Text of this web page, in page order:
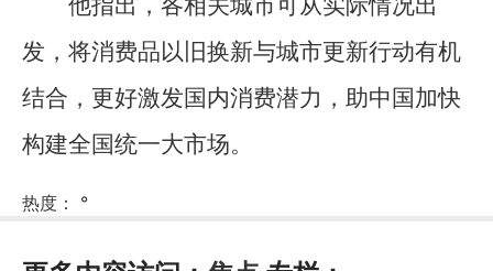
他指出，各相关城市可从实际情况出
发，将消费品以旧换新与城市更新行动有机
结合，更好激发国内消费潜力，助中国加快
构建全国统一大市场。
热度： °